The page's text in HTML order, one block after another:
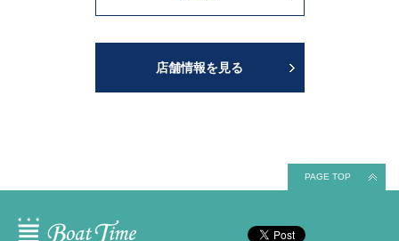
店舗情報を見る
PAGE TOP